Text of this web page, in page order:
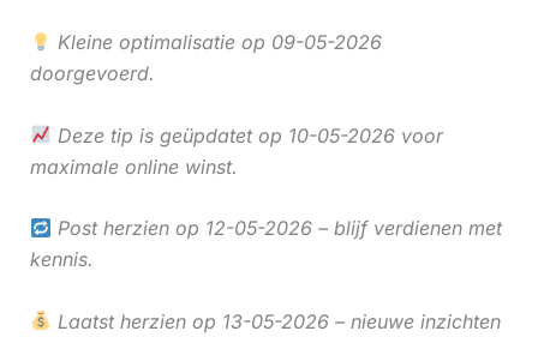
Kleine optimalisatie op 09-05-2026
doorgevoerd.
Deze tip is geüpdatet op 10-05-2026 voor
maximale online winst.
Post herzien op 12-05-2026 – blijf verdienen met
kennis.
Laatst herzien op 13-05-2026 – nieuwe inzichten